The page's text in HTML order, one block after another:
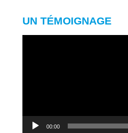
UN TÉMOIGNAGE
00:00